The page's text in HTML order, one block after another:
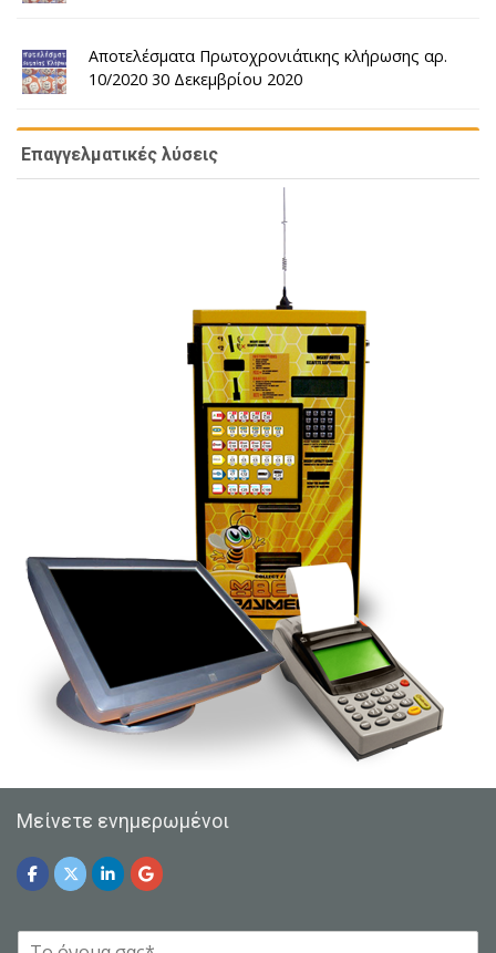
Αποτελέσματα Πρωτοχρονιάτικης κλήρωσης αρ.
10/2020 30 Δεκεμβρίου 2020
Επαγγελματικές λύσεις
Μείνετε ενημερωμένοι
Y